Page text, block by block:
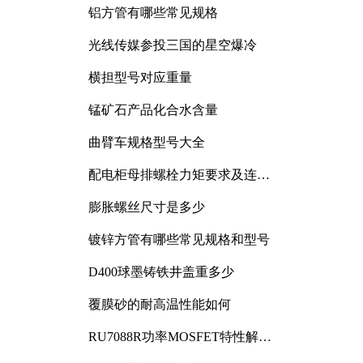
铝方管有哪些常见规格
光线传媒参投三国的星空爆冷
横担型号对应重量
锰矿石产品化合水含量
曲臂车规格型号大全
配电柜母排螺栓力矩要求及连接
膨胀螺丝尺寸是多少
镀锌方管有哪些常见规格和型号
D400球墨铸铁井盖重多少
覆膜砂的耐高温性能如何
RU7088R功率MOSFET特性解析